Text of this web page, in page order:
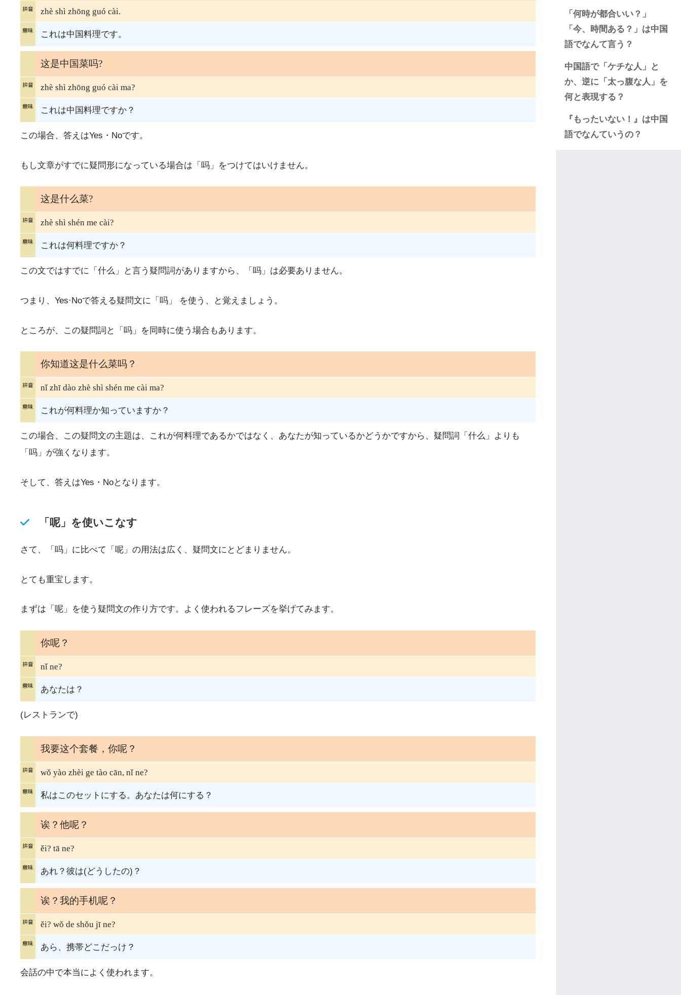
zhè shì zhōng guó cài.
これは中国料理です。
这是中国菜吗?
zhè shì zhōng guó cài ma?
これは中国料理ですか？
この場合、答えはYes・Noです。
もし文章がすでに疑問形になっている場合は「吗」をつけてはいけません。
这是什么菜?
zhè shì shén me cài?
これは何料理ですか？
この文ではすでに「什么」と言う疑問詞がありますから、「吗」は必要ありません。
つまり、Yes·Noで答える疑問文に「吗」 を使う、と覚えましょう。
ところが、この疑問詞と「吗」を同時に使う場合もあります。
你知道这是什么菜吗？
nǐ zhī dào zhè shì shén me cài ma?
これが何料理か知っていますか？
この場合、この疑問文の主題は、これが何料理であるかではなく、あなたが知っているかどうかですから、疑問詞「什么」よりも
「吗」が強くなります。
そして、答えはYes・Noとなります。
「呢」を使いこなす
さて、「吗」に比べて「呢」の用法は広く、疑問文にとどまりません。
とても重宝します。
まずは「呢」を使う疑問文の作り方です。よく使われるフレーズを挙げてみます。
你呢？
nǐ ne?
あなたは？
(レストランで)
我要这个套餐，你呢？
wǒ yào zhèi ge tào cān, nǐ ne?
私はこのセットにする。あなたは何にする？
诶？他呢？
ěi? tā ne?
あれ？彼は(どうしたの)？
诶？我的手机呢？
ěi? wǒ de shǒu jī ne?
あら、携帯どこだっけ？
会話の中で本当によく使われます。
「何時が都合いい？」
「今、時間ある？」は中国
語でなんて言う？
中国語で「ケチな人」と
か、逆に「太っ腹な人」を
何と表現する？
『もったいない！』は中国
語でなんていうの？